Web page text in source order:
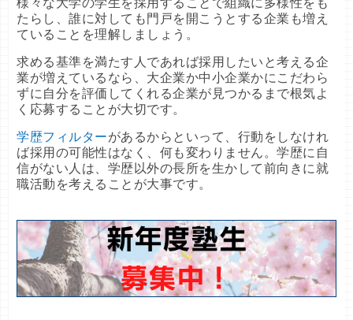
たらし、誰に対しても門戸を開こうとする企業も増え
ていることを理解しましょう。
求める基準を満たす人であれば採用したいと考える企
業が増えているなら、大企業か中小企業かにこだわら
ずに自分を評価してくれる企業が見つかるまで根気よ
く応募することが大切です。
学歴フィルターがあるからといって、行動をしなけれ
ば採用の可能性はなく、何も変わりません。学歴に自
信がない人は、学歴以外の長所を生かして前向きに就
職活動を考えることが大事です。